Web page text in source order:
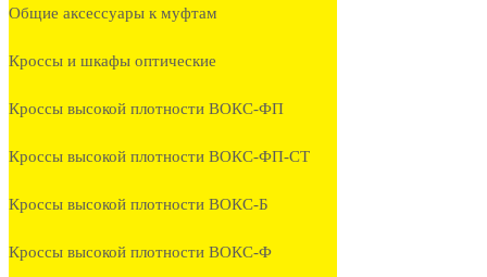
Общие аксессуары к муфтам
Кроссы и шкафы оптические
Кроссы высокой плотности ВОКС-ФП
Кроссы высокой плотности ВОКС-ФП-СТ
Кроссы высокой плотности ВОКС-Б
Кроссы высокой плотности ВОКС-Ф